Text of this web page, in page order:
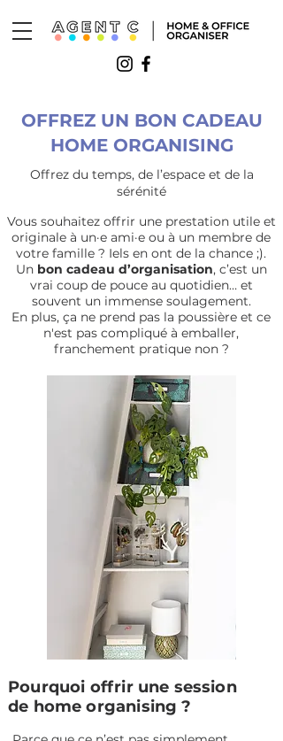
OFFREZ UN BON CADEAU
HOME ORGANISING
Offrez du temps, de l’espace et de la
sérénité
Vous souhaitez offrir une prestation utile et
originale à un·e ami·e ou à un membre de
votre famille ? Iels en ont de la chance ;).
Un bon cadeau d’organisation, c’est un
vrai coup de pouce au quotidien… et
souvent un immense soulagement.
En plus, ça ne prend pas la poussière et ce
n'est pas compliqué à emballer,
franchement pratique non ?
Pourquoi offrir une session
de home organising ?